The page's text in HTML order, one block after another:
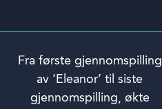
Fra første gjennomspilling
av ‘Eleanor’ til siste
gjennomspilling, økte